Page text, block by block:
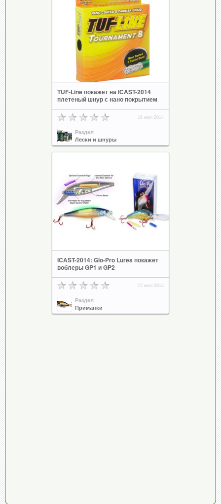
TUF-Line покажет на ICAST-2014
плетеный шнур с нано покрытием
16 июл 2014
Раздел
Лески и шнуры
ICAST-2014: Glo-Pro Lures покажет
воблеры GP1 и GP2
15 июл 2014
Раздел
Приманки